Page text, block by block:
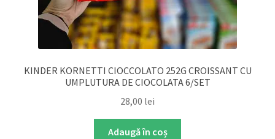
KINDER KORNETTI CIOCCOLATO 252G CROISSANT CU
UMPLUTURA DE CIOCOLATA 6/SET
28,00 lei
Adaugă în coș